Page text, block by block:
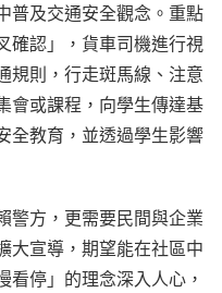
普及交通安全觀念。重點
確認」，貨車司機進行視
規則，行走斑馬線、注意
會或課程，向學生傳達基
全教育，並透過學生影響
警方，更需要民間與企業
大宣導，期望能在社區中
看停」的理念深入人心，